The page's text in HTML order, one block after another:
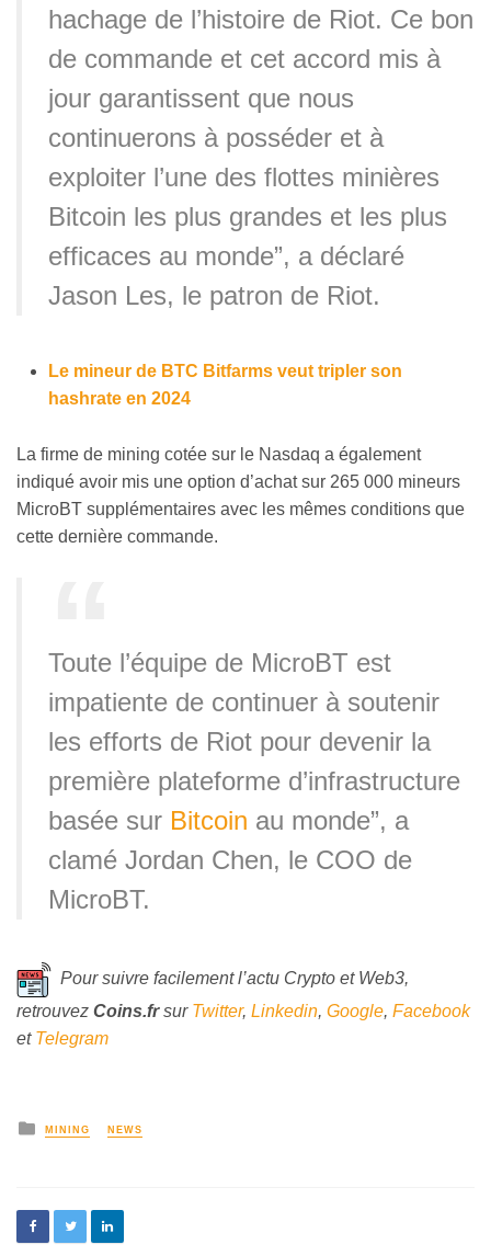
hachage de l’histoire de Riot. Ce bon
de commande et cet accord mis à
jour garantissent que nous
continuerons à posséder et à
exploiter l’une des flottes minières
Bitcoin les plus grandes et les plus
efficaces au monde”, a déclaré
Jason Les, le patron de Riot.
Le mineur de BTC Bitfarms veut tripler son
hashrate en 2024
La firme de mining cotée sur le Nasdaq a également
indiqué avoir mis une option d’achat sur 265 000 mineurs
MicroBT supplémentaires avec les mêmes conditions que
cette dernière commande.
Toute l’équipe de MicroBT est
impatiente de continuer à soutenir
les efforts de Riot pour devenir la
première plateforme d’infrastructure
basée sur Bitcoin au monde”, a
clamé Jordan Chen, le COO de
MicroBT.
Pour suivre facilement l’actu Crypto et Web3,
retrouvez Coins.frsur Twitter, Linkedin, Google, Facebook
et Telegram
MINING NEWS